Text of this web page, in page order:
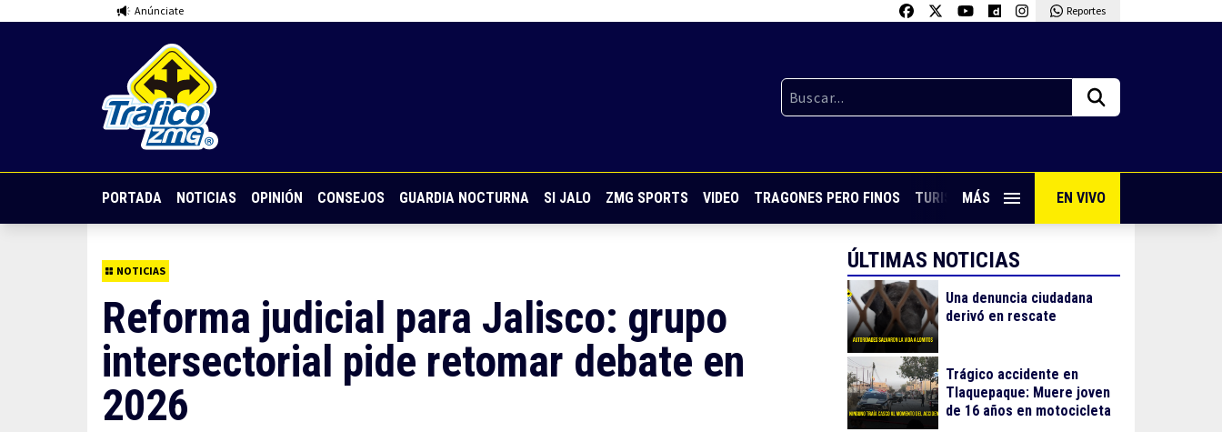
Anúnciate Reportes
PORTADA NOTICIAS OPINIÓN CONSEJOS GUARDIA NOCTURNA SI JALO ZMG SPORTS VIDEO TRAGONES PERO FINOS TURISMO CON SABOR VIVE PUERTO VALLARTA
MÁS EN VIVO
NOTICIAS
Reforma judicial para Jalisco: grupo
intersectorial pide retomar debate en
2026
ÚLTIMAS NOTICIAS
Una denuncia ciudadana
derivó en rescate
Trágico accidente en
Tlaquepaque: Muere joven
de 16 años en motocicleta